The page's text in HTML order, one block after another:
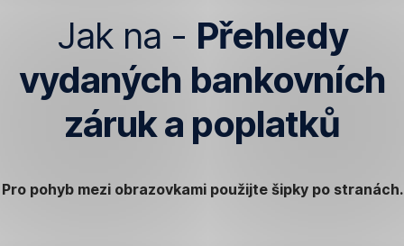
Jak na - Přehledy
vydaných bankovních
záruk a poplatků
Pro pohyb mezi obrazovkami použijte šipky po stranách.